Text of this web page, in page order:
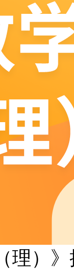
理）